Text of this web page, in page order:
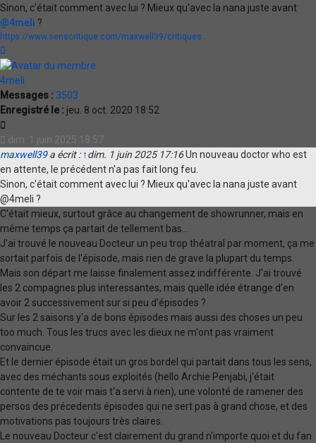
Sinon, c'était comment avec lui ? Mieux qu'avec la nana juste avant
@4meli ?
https://www.senscritique.com/maxwell39/critiques
4meli
Messages : 3503
Enregistré le : jeu. 8 oct. 2020 18:52
dim. 1 juin 2025 18:57
maxwell39a écrit : ↑dim. 1 juin 2025 17:16Un nouveau doctor who est
en attente, le précédent n'a pas fait long feu.
Sinon, c'était comment avec lui ? Mieux qu'avec la nana juste avant
@4meli ?
C'était mieux, surtout grâce au changement de showrunner, mais en
même temps ça partait de tellement bas...
J'ai trouvé le nouveau Docteur un peu trop théatral par moment, ça me
sortait parfois de l'épisode, mais rien de grave la plupart du temps.
Mais son départ me laisse finalement assez indifférente. J'ai trouvé
les 2 compagnes plus interessantes, mais quelle idée étrange d'en
avoir 2 successivement sur si peu d'épisodes ?
Sur les 2 saisons y'a de bons épisodes mais aussi des choses un peu
too much. Tous les trucs avec les dieux ne m'ont pas vraiment
convaincue.
Et le dernier épisode était un gros bordel qui partait dans tous les sens,
avec des méchants sous exploités (hello Archie Penjabi, j'était
contente de te voir mais t'a servi à rien), une volonté de ramener des
persos des précedents épisodes qui ne sert pas à grand chose, et des
motivations pas toujours très claires.
Le nouveau Docteur c'est clairement du grand n'importe quoi et du fan